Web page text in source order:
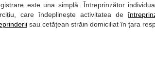
este una simplă. Întreprinzător
care îndeplinește activitatea de
sau cetățean străin domiciliat în țara